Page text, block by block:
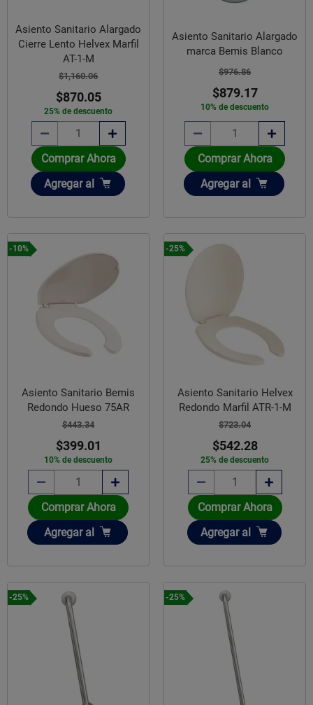
Asiento Sanitario Alargado
Cierre Lento Helvex Marfil
AT-1-M
$1,160.06
$870.05
25% de descuento
Comprar Ahora
Añadir
Agregar al
Asiento Sanitario Alargado
marca Bemis Blanco
$976.86
$879.17
10% de descuento
Comprar Ahora
Añadir
Agregar al
-10%
Asiento Sanitario Bemis
Redondo Hueso 75AR
$443.34
$399.01
10% de descuento
Comprar Ahora
Añadir
Agregar al
-25%
Asiento Sanitario Helvex
Redondo Marfil ATR-1-M
$723.04
$542.28
25% de descuento
Comprar Ahora
Añadir
Agregar al
-25% -25%